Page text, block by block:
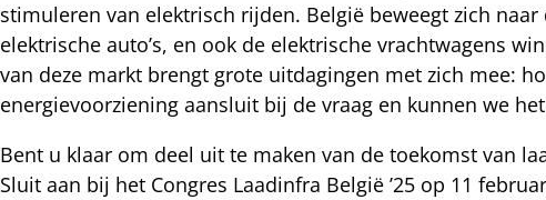
stimuleren van elektrisch rijden. België beweegt zich naar
elektrische auto’s, en ook de elektrische vrachtwagens
van deze markt brengt grote uitdagingen met zich mee:
energievoorziening aansluit bij de vraag en kunnen we
Bent u klaar om deel uit te maken van de toekomst van
Sluit aan bij het Congres Laadinfra België ’25 op 11